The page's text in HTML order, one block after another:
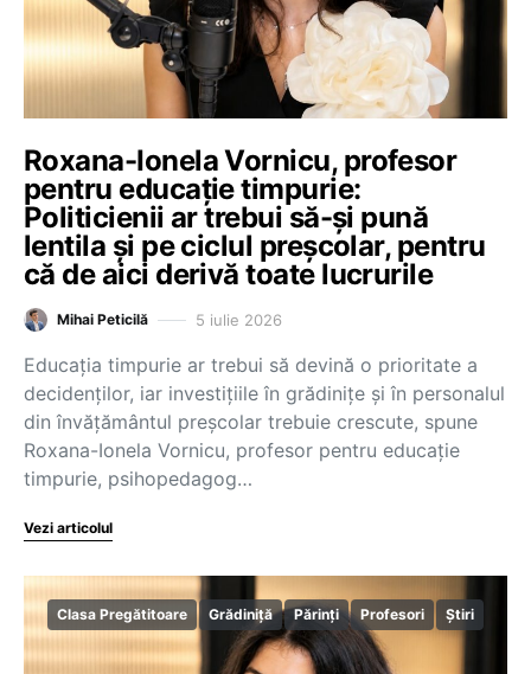
Roxana-Ionela Vornicu, profesor
pentru educație timpurie:
Politicienii ar trebui să-și pună
lentila și pe ciclul preșcolar, pentru
că de aici derivă toate lucrurile
Mihai Peticilă 5 iulie 2026
Educația timpurie ar trebui să devină o prioritate a
decidenților, iar investițiile în grădinițe și în personalul
din învățământul preșcolar trebuie crescute, spune
Roxana-Ionela Vornicu, profesor pentru educație
timpurie, psihopedagog…
Vezi articolul
Clasa Pregătitoare Grădiniță Părinți Profesori Știri